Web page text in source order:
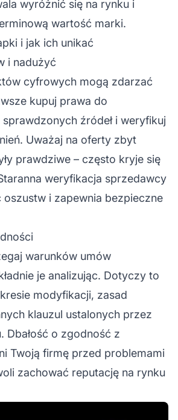
wyróżnić się na rynku i
wartość marki.
i jak ich unikać
i nadużyć
cyfrowych mogą zdarzać
kupuj prawa do
źródeł i weryfikuj
Uważaj na oferty zbyt
prawdziwe – często kryje się
weryfikacja sprzedawcy
oszustw i zapewnia bezpieczne
warunków umów
je analizując. Dotyczy to
modyfikacji, zasad
klauzul ustalonych przez
Dbałość o zgodność z
Twoją firmę przed problemami
zachować reputację na rynku